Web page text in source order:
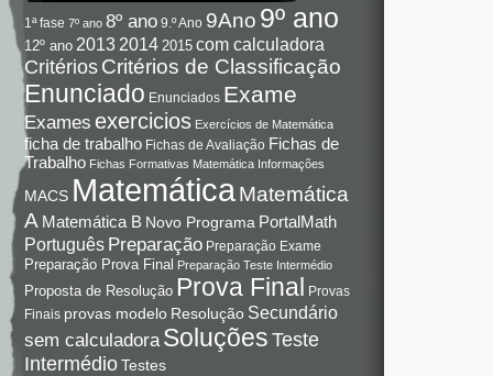
1ª fase 7º ano 8º ano 9.º Ano 9Ano 9º ano
12º ano 2013 2014 2015 com calculadora
Critérios Critérios de Classificação
Enunciado Enunciados Exame
Exames exercicios Exercícios de Matemática
ficha de trabalho Fichas de Avaliação Fichas de
Trabalho Fichas Formativas Matemática Informações
MACS Matemática Matemática
A Matemática B Novo Programa PortalMath
Português Preparação Preparação Exame
Preparação Prova Final Preparação Teste Intermédio
Proposta de Resolução Prova Final Provas
Finais provas modelo Resolução Secundário
sem calculadora Soluções Teste
IntermédioTestes